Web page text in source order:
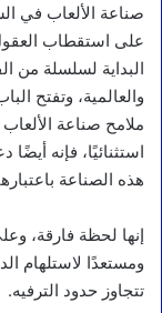
صناعة الألعاب في
على استقطاب
البداية لسلسلة من
والعالمية، وتفتح
ملامح صناعة
استثنائيًا، فإنه
هذه الصناعة
إنها لحظة فارقة،
ومستعدًا لاستلهام
تتجاوز حدود الترفيه.